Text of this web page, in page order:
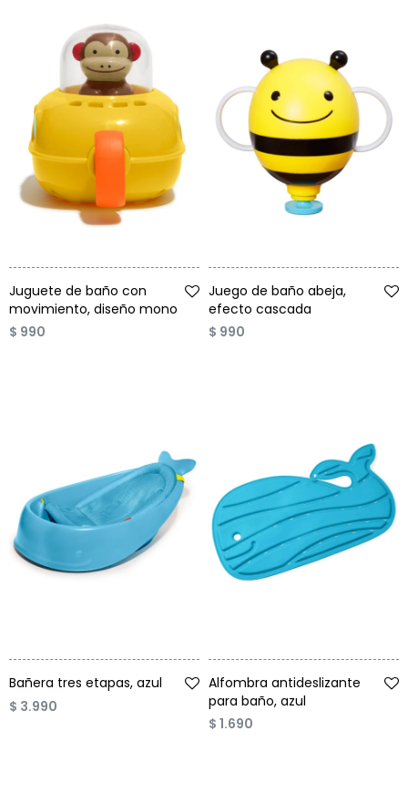
Juguete de baño con
movimiento, diseño mono
$ 990
Juego de baño abeja,
efecto cascada
$ 990
Bañera tres etapas, azul
$ 3.990
Alfombra antideslizante
para baño, azul
$ 1.690